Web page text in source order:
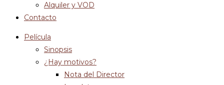
Alquiler y VOD
Contacto
Película
Sinopsis
¿Hay motivos?
Nota del Director